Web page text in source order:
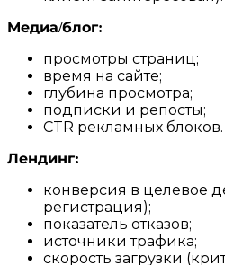
Медиа/блог:
просмотры страниц;
время на сайте;
глубина просмотра;
подписки и репосты;
CTR рекламных блоков.
Лендинг:
конверсия в целевое
регистрация);
показатель отказов;
источники трафика;
скорость загрузки